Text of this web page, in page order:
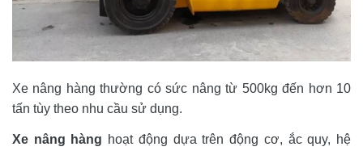
Xe nâng hàng thường có sức nâng từ 500kg đến hơn 10
tấn tùy theo nhu cầu sử dụng.
Xe nâng hàng hoạt động dựa trên động cơ, ắc quy, hệ